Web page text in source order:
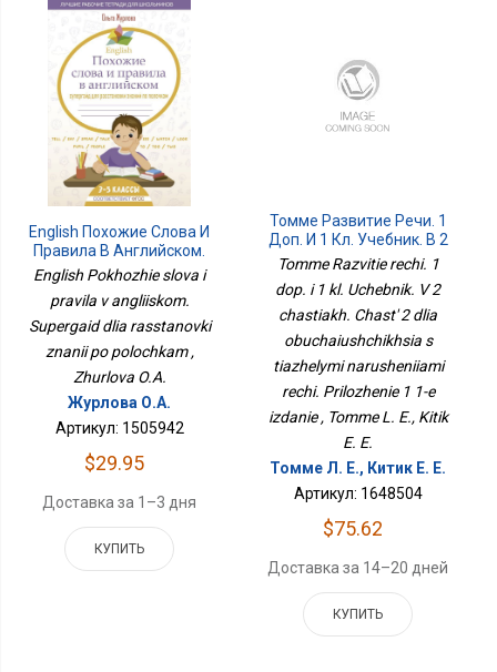
English Похожие Слова И
Правила В Английском.
Супергайд Для
Расстановки Знаний По
Полочкам
English Pokhozhie slova i
pravila v angliiskom.
Supergaid dlia rasstanovki
znanii po polochkam ,
Zhurlova O.A.
Журлова О.А.
Артикул: 1505942
$29.95
Доставка за 1–3 дня
КУПИТЬ
Томме Развитие Речи. 1
Доп. И 1 Кл. Учебник. В 2
Частях. Часть 2 Для
Тяжелыми
Нарушениями Речи.
Приложение 1 1-Е
Издание
Tomme Razvitie rechi. 1
dop. i 1 kl. Uchebnik. V 2
chastiakh. Chast' 2 dlia
obuchaiushchikhsia s
tiazhelymi narusheniiami
rechi. Prilozhenie 1 1-e
izdanie , Tomme L. E., Kitik
E. E.
Томме Л. Е., Китик Е. Е.
Артикул: 1648504
$75.62
Доставка за 14–20 дней
КУПИТЬ